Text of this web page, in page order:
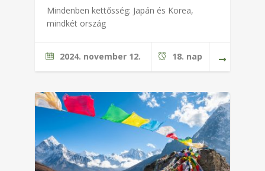
Mindenben kettősség: Japán és Korea,
mindkét ország
2024. november 12. 18. nap